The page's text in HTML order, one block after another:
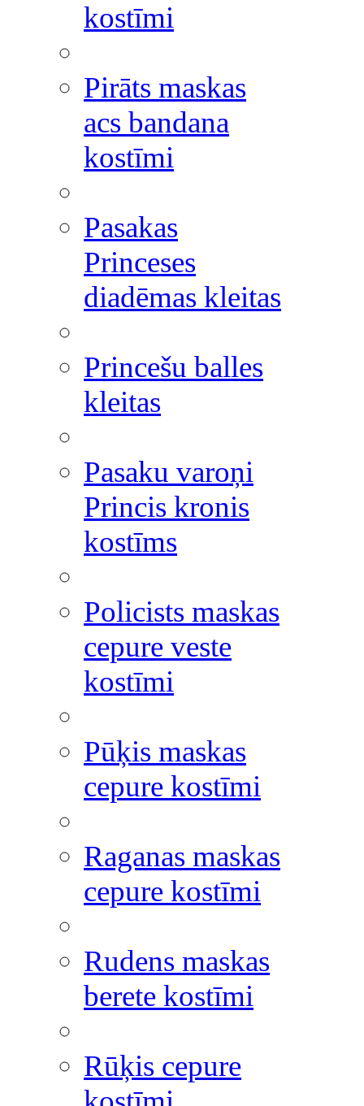
kostīmi
Pirāts maskas
acs bandana
kostīmi
Pasakas
Princeses
diadēmas kleitas
Princešu balles
kleitas
Pasaku varoņi
Princis kronis
kostīms
Policists maskas
cepure veste
kostīmi
Pūķis maskas
cepure kostīmi
Raganas maskas
cepure kostīmi
Rudens maskas
berete kostīmi
Rūķis cepure